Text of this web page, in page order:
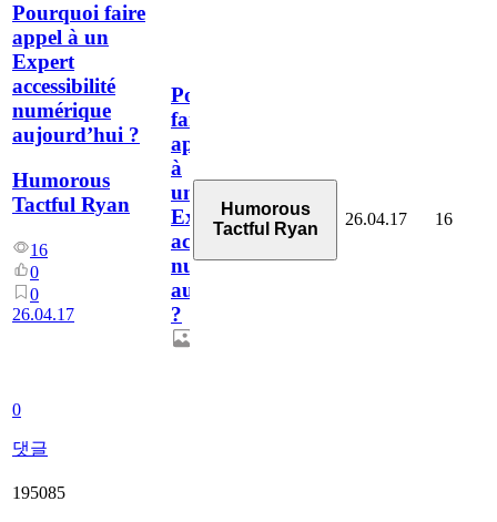
Pourquoi faire
appel à un
Expert
accessibilité
numérique
aujourd’hui ?
Humorous
Tactful Ryan
16
0
0
26.04.17
0
댓글
Pourquoi
faire
appel
à
un
Expert
accessibilité
numérique
aujourd’hui
?
Humorous
Tactful Ryan
26.04.17 16
195085